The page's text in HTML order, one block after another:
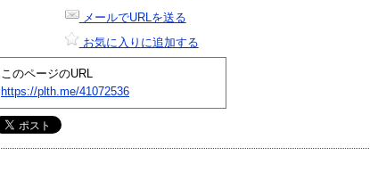
メールでURLを送る
お気に入りに追加する
このページのURL
https://plth.me/41072536